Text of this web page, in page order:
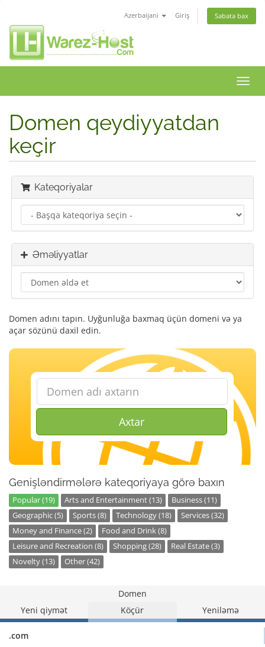
Azerbaijani Giriş Səbətə bax
keçid
Domen qeydiyyatdan
keçir
Kateqoriyalar
Əməliyyatlar
Domen adını tapın. Uyğunluğa baxmaq üçün domeni və ya
açar sözünü daxil edin.
Axtar
Genişləndirmələrə kateqoriyaya görə baxın
Popular (19) Arts and Entertainment (13)
Business (11)
Geographic (5)
Sports (8) Technology (18)
Services (32)
Money and Finance (2)
Food and Drink (8)
Leisure and Recreation (8)
Shopping (28)
Real Estate (3)
Novelty (13)
Other (42)
Domen
Yeni qiymət
Köçür Yeniləmə
.com